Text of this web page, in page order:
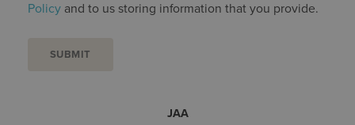
Policy and to us storing information that you provide.
JAA